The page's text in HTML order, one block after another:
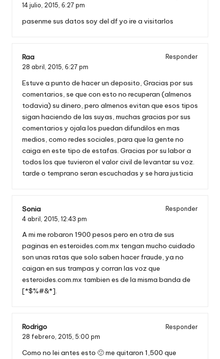
14 julio, 2015, 6:27 pm
pasenme sus datos soy del df yo ire a visitarlos
Raa
Responder
28 abril, 2015, 6:27 pm
Estuve a punto de hacer un deposito, Gracias por sus
comentarios, se que con esto no recuperan (almenos
todavia) su dinero, pero almenos evitan que esos tipos
sigan haciendo de las suyas, muchas gracias por sus
comentarios y ojala los puedan difundilos en mas
medios, como redes sociales, para que la gente no
caiga en este tipo de estafas. Gracias por su labor a
todos los que tuvieron el valor civil de levantar su voz.
tarde o temprano seran escuchadas y se hara justicia
Sonia
Responder
4 abril, 2015, 12:43 pm
A mi me robaron 1900 pesos pero en otra de sus
paginas en esteroides.com.mx tengan mucho cuidado
son unas ratas que solo saben hacer fraude, ya no
caigan en sus trampas y corran las voz que
esteroides.com.mx tambien es de la misma banda de
[*$%#&*].
Rodrigo
Responder
28 febrero, 2015, 5:00 pm
Como no lei antes esto 🙁 me quitaron 1,500 que